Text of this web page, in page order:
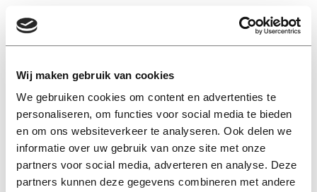
Wij maken gebruik van cookies
We gebruiken cookies om content en advertenties te
personaliseren, om functies voor social media te bieden
en om ons websiteverkeer te analyseren. Ook delen we
informatie over uw gebruik van onze site met onze
partners voor social media, adverteren en analyse. Deze
partners kunnen deze gegevens combineren met andere
EN
Eerste Wereldoorlog
Achtergrond
Belgische oorlogsvluchtelingen
in Tilburg